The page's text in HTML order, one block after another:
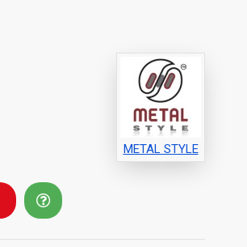
METAL STYLE